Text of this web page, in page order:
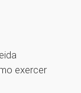
exercer